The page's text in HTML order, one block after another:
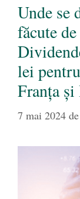
Unde se
făcute
lei
Franța
7 mai 2024 de